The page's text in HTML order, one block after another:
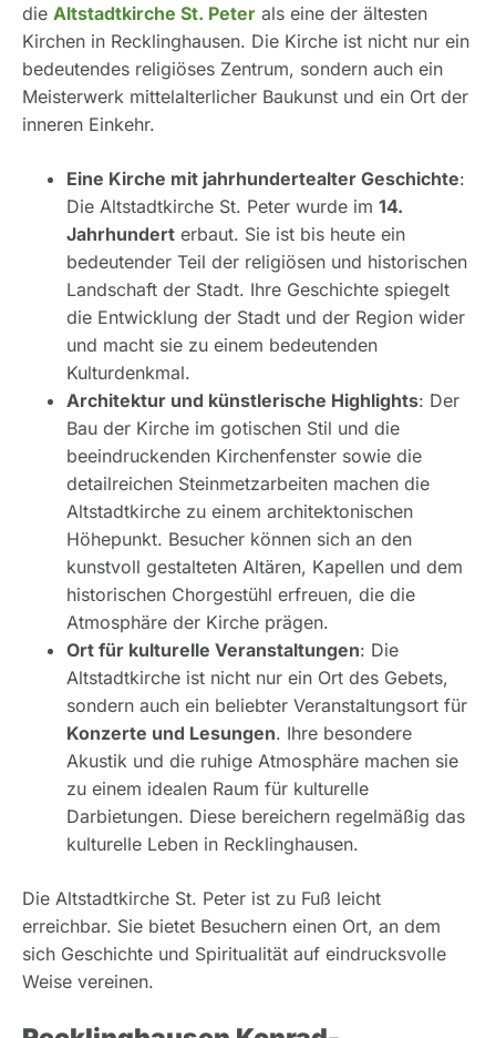
die Altstadtkirche St. Peter als eine der ältesten
Kirchen in Recklinghausen. Die Kirche ist nicht nur ein
bedeutendes religiöses Zentrum, sondern auch ein
Meisterwerk mittelalterlicher Baukunst und ein Ort der
inneren Einkehr.
Eine Kirche mit jahrhundertealter Geschichte:
Die Altstadtkirche St. Peter wurde im 14.
Jahrhundert erbaut. Sie ist bis heute ein
bedeutender Teil der religiösen und historischen
Landschaft der Stadt. Ihre Geschichte spiegelt
die Entwicklung der Stadt und der Region wider
und macht sie zu einem bedeutenden
Kulturdenkmal.
Architektur und künstlerische Highlights: Der
Bau der Kirche im gotischen Stil und die
beeindruckenden Kirchenfenster sowie die
detailreichen Steinmetzarbeiten machen die
Altstadtkirche zu einem architektonischen
Höhepunkt. Besucher können sich an den
kunstvoll gestalteten Altären, Kapellen und dem
historischen Chorgestühl erfreuen, die die
Atmosphäre der Kirche prägen.
Ort für kulturelle Veranstaltungen: Die
Altstadtkirche ist nicht nur ein Ort des Gebets,
sondern auch ein beliebter Veranstaltungsort für
Konzerte und Lesungen. Ihre besondere
Akustik und die ruhige Atmosphäre machen sie
zu einem idealen Raum für kulturelle
Darbietungen. Diese bereichern regelmäßig das
kulturelle Leben in Recklinghausen.
Die Altstadtkirche St. Peter ist zu Fuß leicht
erreichbar. Sie bietet Besuchern einen Ort, an dem
sich Geschichte und Spiritualität auf eindrucksvolle
Weise vereinen.